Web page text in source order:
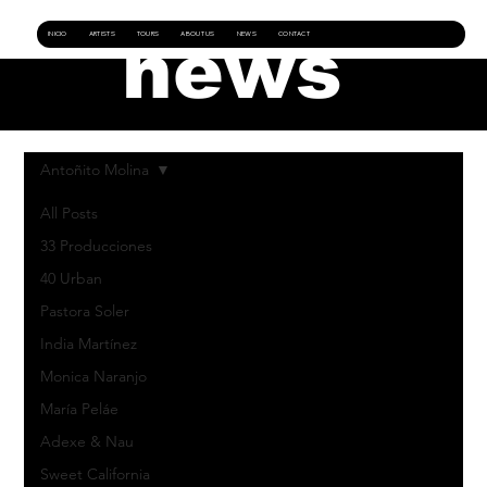
news
All Posts
33 Producciones
40 Urban
Pastora Soler
India Martínez
Monica Naranjo
María Peláe
Adexe & Nau
Sweet California
Antoñito Molina
INICIO ARTISTS TOURS ABOUT US NEWS CONTACT